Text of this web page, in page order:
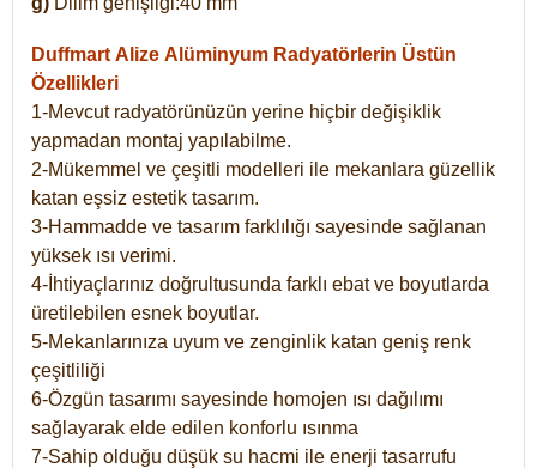
Duffmart Alize Alüminyum Radyatörlerin Üstün
Özellikleri
1-Mevcut radyatörünüzün yerine hiçbir değişiklik
yapmadan montaj yapılabilme.
2-Mükemmel ve çeşitli modelleri ile mekanlara güzellik
katan eşsiz estetik tasarım.
3-Hammadde ve tasarım farklılığı sayesinde sağlanan
yüksek ısı verimi.
4-İhtiyaçlarınız doğrultusunda farklı ebat ve boyutlarda
üretilebilen esnek boyutlar.
5-Mekanlarınıza uyum ve zenginlik katan geniş renk
çeşitliliği
6-Özgün tasarımı sayesinde homojen ısı dağılımı
sağlayarak elde edilen konforlu ısınma
7-Sahip olduğu düşük su hacmi ile enerji tasarrufu